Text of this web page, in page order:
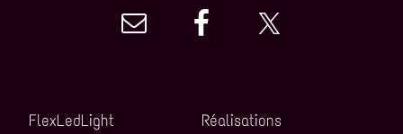
FlexLedLight Réalisations